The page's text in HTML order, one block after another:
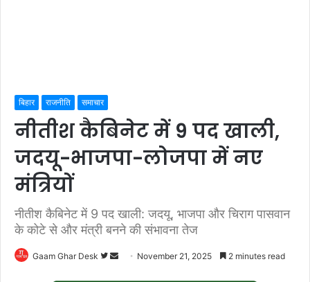
बिहार राजनीति समाचार
नीतीश कैबिनेट में 9 पद खाली,
जदयू-भाजपा-लोजपा में नए
मंत्रियों
नीतीश कैबिनेट में 9 पद खाली: जदयू, भाजपा और चिराग पासवान
के कोटे से और मंत्री बनने की संभावना तेज
Gaam Ghar Desk
Follow
Send November 21, 2025 2 minutes read